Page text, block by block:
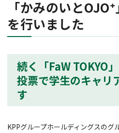
「かみのいと
を行いました
続く「FaW TOKYO
投票で学生のキャリ
す
KPPグループホールディングスのグ